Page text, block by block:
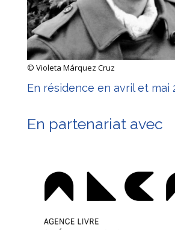
© Violeta Márquez Cruz
En résidence en avril et mai
En partenariat avec